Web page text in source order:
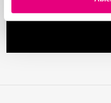
im Rosengarten